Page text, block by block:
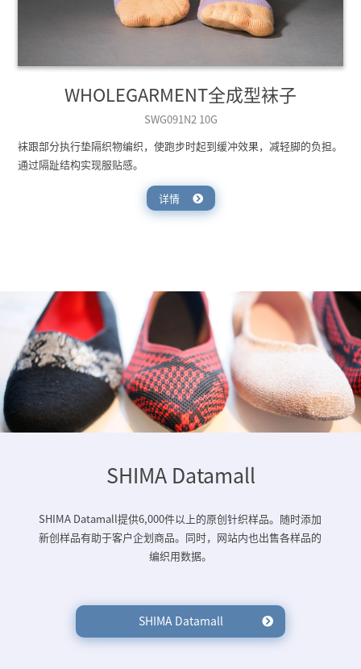
WHOLEGARMENT全成型袜子
SWG091N2 10G
袜跟部分执行垫隔织物编织，使跑步时起到缓冲效果，减轻脚的负担。
通过隔趾结构实现服贴感。
详情
SHIMA Datamall
SHIMA Datamall提供6,000件以上的原创针织样品。随时添加
新创样品有助于客户企划商品。同时，网站内也出售各样品的
编织用数据。
SHIMA Datamall